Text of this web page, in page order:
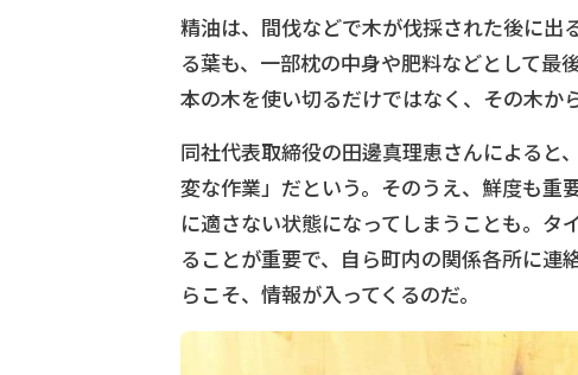
精油は、間伐などで木が伐採された後に出
る葉も、一部枕の中身や肥料などとして最
本の木を使い切るだけではなく、その木か
同社代表取締役の田邊真理恵さんによると
変な作業」だという。そのうえ、鮮度も重
に適さない状態になってしまうことも。タ
ることが重要で、自ら町内の関係各所に連
らこそ、情報が入ってくるのだ。